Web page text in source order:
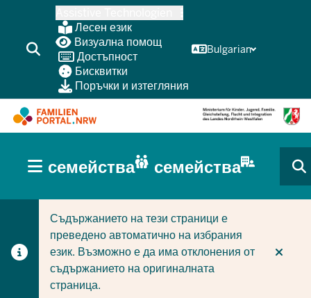
content
Лесен език
Визуална помощ
Достъпност
Бисквитки
Поръчки и изтегляния
Bulgarian
CURRENT SECTION ЗА СЕМЕЙСТВА
CURRENT SECTION ЗА ФИРМИ/ОБЩИНИ
(BÜRGERBEREICH
семейства семейства
Съдържанието на тези страници е
преведено автоматично на избрания
език. Възможно е да има отклонения от
съдържанието на оригиналната
страница.